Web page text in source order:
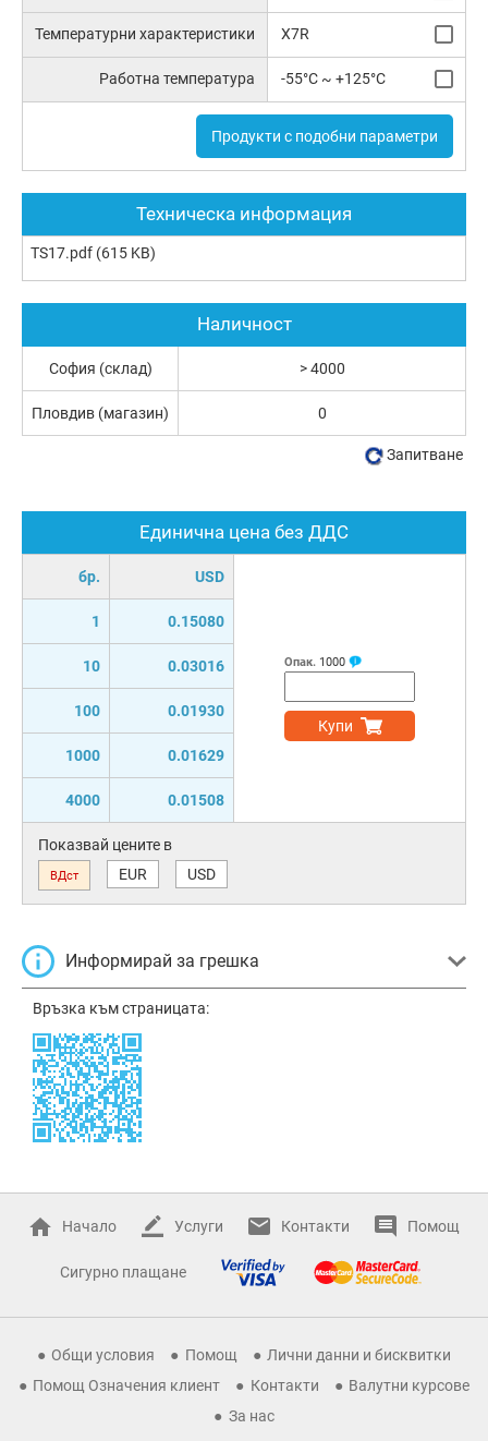
Температурни характеристики X7R
Работна температура -55°C ~ +125°C
Продукти с подобни параметри
Техническа информация
TS17.pdf (615 KB)
Единична цена без ДДС
бр. USD
1 0.15080
10 0.03016
100 0.01930
1000 0.01629
4000 0.01508
Опак. 1000
Купи
Показвай цените в
ВДст EUR USD
Информирай за грешка
Връзка към страницата:
Наличност
София (склад) > 4000
Пловдив (магазин) 0
Запитване
Начало Услуги Контакти Помощ
Сигурно плащане
Общи условия Помощ
Лични данни и бисквитки
Помощ Означения клиент
Контакти
Валутни курсове
За нас